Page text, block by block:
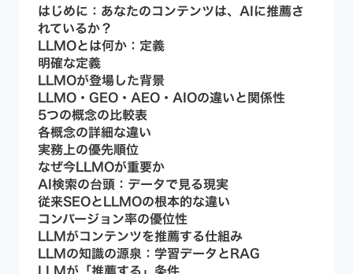
はじめに：あなたのコンテンツは、AIに推薦さ
れているか？
LLMOとは何か：定義
明確な定義
LLMOが登場した背景
LLMO・GEO・AEO・AIOの違いと関係性
5つの概念の比較表
各概念の詳細な違い
実務上の優先順位
なぜ今LLMOが重要か
AI検索の台頭：データで見る現実
従来SEOとLLMOの根本的な違い
コンバージョン率の優位性
LLMがコンテンツを推薦する仕組み
LLMの知識の源泉：学習データとRAG